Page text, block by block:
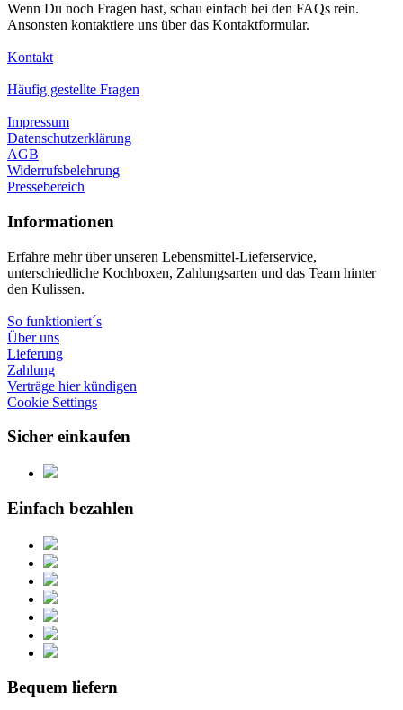
Wenn Du noch Fragen hast, schau einfach bei den FAQs rein.
Ansonsten kontaktiere uns über das Kontaktformular.
Kontakt
Häufig gestellte Fragen
Impressum
Datenschutzerklärung
AGB
Widerrufsbelehrung
Pressebereich
Informationen
Erfahre mehr über unseren Lebensmittel-Lieferservice,
unterschiedliche Kochboxen, Zahlungsarten und das Team hinter
den Kulissen.
So funktioniert´s
Über uns
Lieferung
Zahlung
Verträge hier kündigen
Cookie Settings
Sicher einkaufen
Einfach bezahlen
Bequem liefern